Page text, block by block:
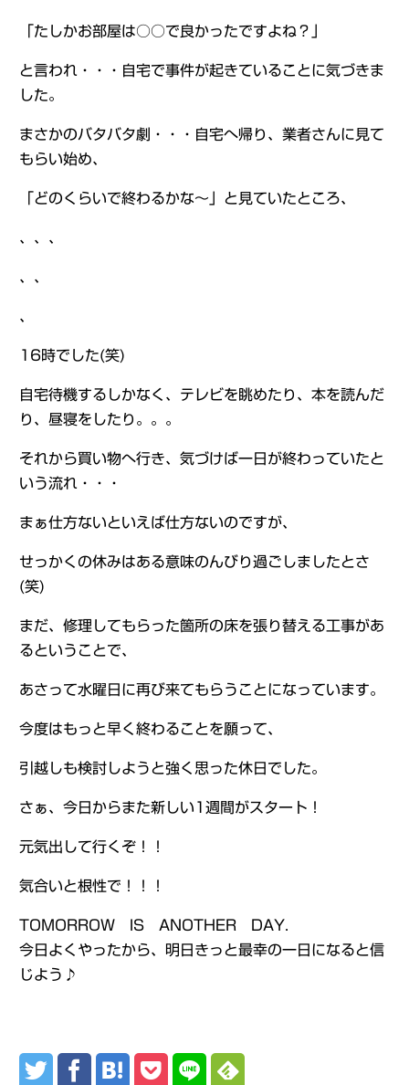
「たしかお部屋は○○で良かったですよね？」
と言われ・・・自宅で事件が起きていることに気づきま
した。
まさかのバタバタ劇・・・自宅へ帰り、業者さんに見て
もらい始め、
「どのくらいで終わるかな～」と見ていたところ、
、、、
、、
、
16時でした(笑)
自宅待機するしかなく、テレビを眺めたり、本を読んだ
り、昼寝をしたり。。。
それから買い物へ行き、気づけば一日が終わっていたと
いう流れ・・・
まぁ仕方ないといえば仕方ないのですが、
せっかくの休みはある意味のんびり過ごしましたとさ
(笑)
まだ、修理してもらった箇所の床を張り替える工事があ
るということで、
あさって水曜日に再び来てもらうことになっています。
今度はもっと早く終わることを願って、
引越しも検討しようと強く思った休日でした。
さぁ、今日からまた新しい1週間がスタート！
元気出して行くぞ！！
気合いと根性で！！！
TOMORROW IS ANOTHER DAY.
今日よくやったから、明日きっと最幸の一日になると信
じよう♪